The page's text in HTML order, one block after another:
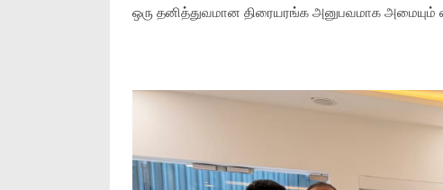
ஒரு தனித்துவமான திரையரங்க அனுபவமாக அமையும்